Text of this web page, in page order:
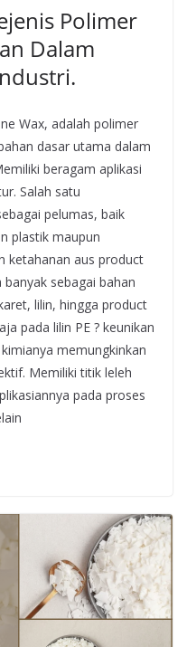
Polimer
Dalam
Wax, adalah polimer
dasar utama dalam
beragam aplikasi
Salah satu
pelumas, baik
plastik maupun
ketahanan aus product
sebagai bahan
lilin, hingga product
pada lilin PE ? keunikan
memungkinkan
Memiliki titik leleh
pada proses